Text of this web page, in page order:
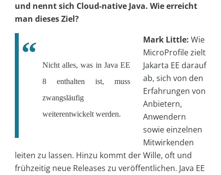
und nennt sich Cloud-native Java. Wie erreicht
man dieses Ziel?
Nicht alles, was in Java EE
8 enthalten ist, muss
zwangsläufig
weiterentwickelt werden.
Mark Little: Wie
MicroProfile zielt
Jakarta EE darauf
ab, sich von den
Erfahrungen von
Anbietern,
Anwendern
sowie einzelnen
Mitwirkenden
leiten zu lassen. Hinzu kommt der Wille, oft und
frühzeitig neue Releases zu veröffentlichen. Java EE